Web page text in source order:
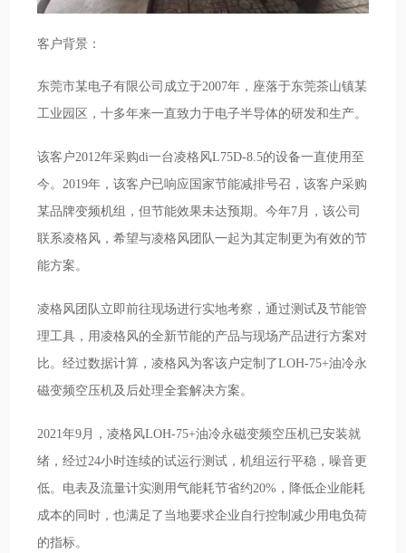
客户背景：
东莞市某电子有限公司成立于2007年，座落于东莞茶山镇某
工业园区，十多年来一直致力于电子半导体的研发和生产。
该客户2012年采购di一台凌格风L75D-8.5的设备一直使用至
今。2019年，该客户已响应国家节能减排号召，该客户采购
某品牌变频机组，但节能效果未达预期。今年7月，该公司
联系凌格风，希望与凌格风团队一起为其定制更为有效的节
能方案。
凌格风团队立即前往现场进行实地考察，通过测试及节能管
理工具，用凌格风的全新节能的产品与现场产品进行方案对
比。经过数据计算，凌格风为客该户定制了LOH-75+油冷永
磁变频空压机及后处理全套解决方案。
2021年9月，凌格风LOH-75+油冷永磁变频空压机已安装就
绪，经过24小时连续的试运行测试，机组运行平稳，噪音更
低。电表及流量计实测用气能耗节省约20%，降低企业能耗
成本的同时，也满足了当地要求企业自行控制减少用电负荷
的指标。